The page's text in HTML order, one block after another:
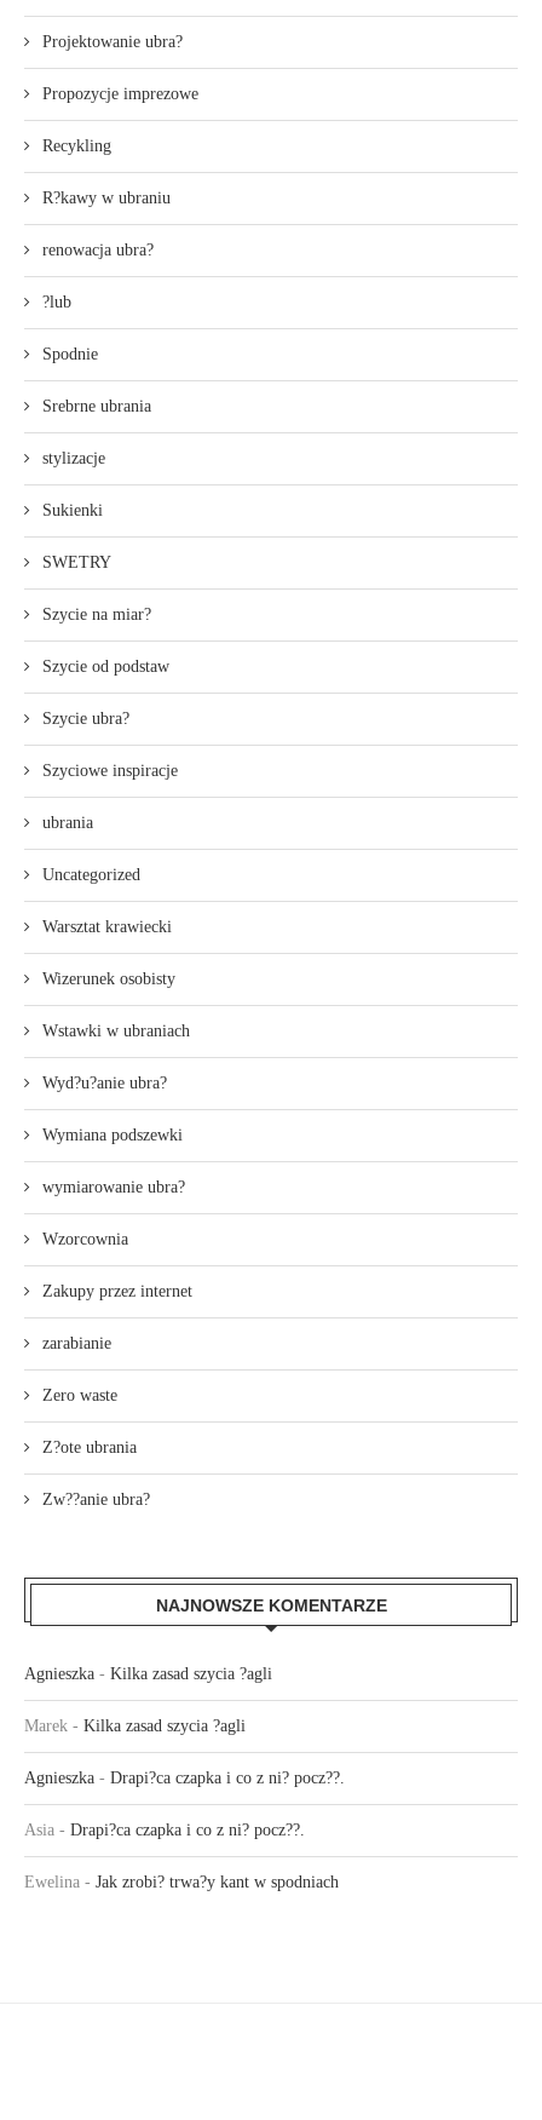
Projektowanie ubra?
Propozycje imprezowe
Recykling
R?kawy w ubraniu
renowacja ubra?
?lub
Spodnie
Srebrne ubrania
stylizacje
Sukienki
SWETRY
Szycie na miar?
Szycie od podstaw
Szycie ubra?
Szyciowe inspiracje
ubrania
Uncategorized
Warsztat krawiecki
Wizerunek osobisty
Wstawki w ubraniach
Wyd?u?anie ubra?
Wymiana podszewki
wymiarowanie ubra?
Wzorcownia
Zakupy przez internet
zarabianie
Zero waste
Z?ote ubrania
Zw??anie ubra?
NAJNOWSZE KOMENTARZE
Agnieszka - Kilka zasad szycia ?agli
Marek - Kilka zasad szycia ?agli
Agnieszka - Drapi?ca czapka i co z ni? pocz??.
Asia - Drapi?ca czapka i co z ni? pocz??.
Ewelina - Jak zrobi? trwa?y kant w spodniach